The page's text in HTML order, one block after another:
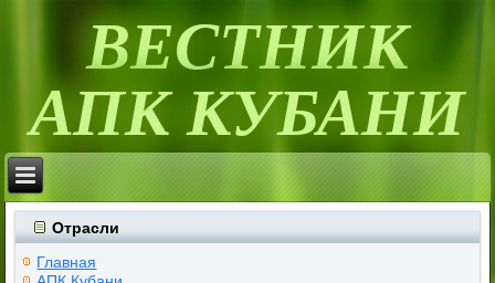
ВЕСТНИК
АПК КУБАНИ
Отрасли
Главная